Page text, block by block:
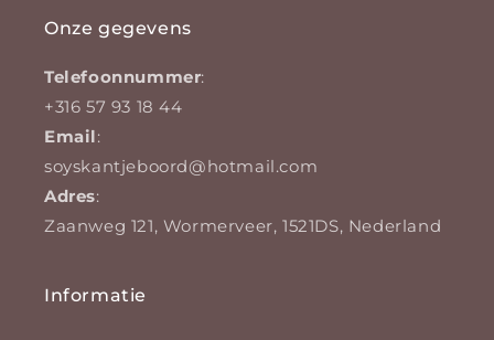
Onze gegevens
Telefoonnummer:
+316 57 93 18 44
Email:
soyskantjeboord@hotmail.com
Adres:
Zaanweg 121, Wormerveer, 1521DS, Nederland
Informatie